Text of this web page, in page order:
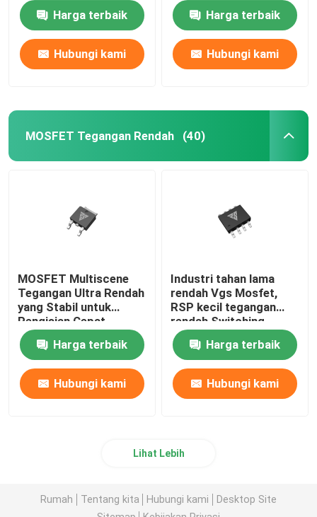
Harga terbaik
Hubungi kami
Harga terbaik
Hubungi kami
MOSFET Tegangan Rendah (40)
MOSFET Multiscene
Tegangan Ultra Rendah
yang Stabil untuk
Pengisian Cepat
Harga terbaik
Hubungi kami
Industri tahan lama
rendah Vgs Mosfet,
RSP kecil tegangan
rendah Switching
Transistor
Harga terbaik
Hubungi kami
Lihat Lebih
Rumah Tentang kita Hubungi kami
Desktop Site